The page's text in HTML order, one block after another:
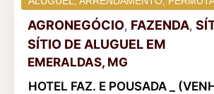
AGRONEGÓCIO, FAZENDA,
SÍTIO DE ALUGUEL EM
EMERALDAS, MG
HOTEL FAZ. E POUSADA _